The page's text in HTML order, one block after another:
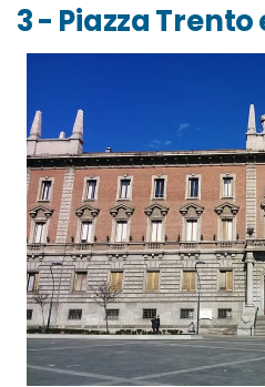
3 - Piazza Trento